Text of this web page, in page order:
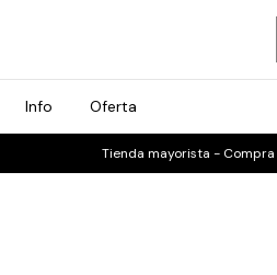
Info Oferta
Tienda mayorista -